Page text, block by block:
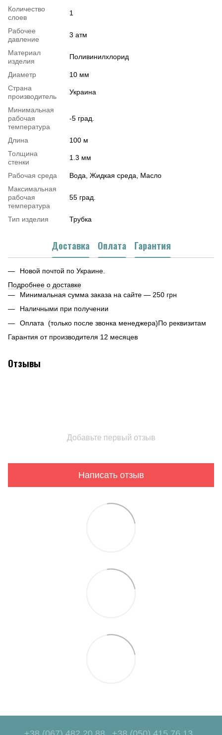
Количество
слоев
1
Рабочее
давление
3 атм
Материал
изделия
Поливинилхлорид
Диаметр
10 мм
Страна
производитель
Украина
Минимальная
рабочая
температура
-5 град.
Длина
100 м
Толщина
стенки
1.3 мм
Рабочая среда
Вода, Жидкая среда, Масло
Максимальная
рабочая
температура
55 град.
Тип изделия Трубка
Доставка Оплата Гарантия
Новой почтой по Украине.
Подробнее о доставке
Минимальная сумма заказа на сайте — 250 грн
Наличными при получении
Оплата (только после звонка менеджера)По реквизитам
Гарантия от производителя 12 месяцев
Отзывы
Добавьте первый отзыв
Написать отзыв